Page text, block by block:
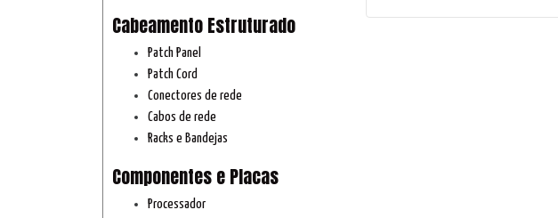
Cabeamento Estruturado
Patch Panel
Patch Cord
Conectores de rede
Cabos de rede
Racks e Bandejas
Componentes e Placas
Processador